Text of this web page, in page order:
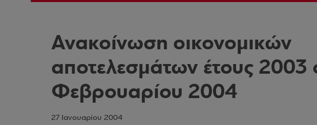
Ανακοίνωση οικονομικών
αποτελεσμάτων έτους 2003
Φεβρουαρίου 2004
27 Ιανουαρίου 2004